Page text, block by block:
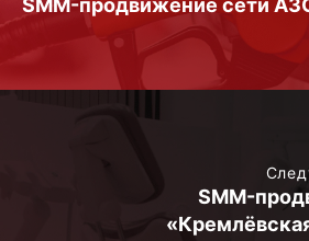
SMM-продвижение сети
SMM-